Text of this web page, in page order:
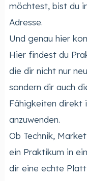
möchtest, bist du
Adresse.
Und genau hier
Hier findest du
die dir nicht nur
sondern dir auch
Fähigkeiten direkt
anzuwenden.
Ob Technik,
ein Praktikum in
dir eine echte